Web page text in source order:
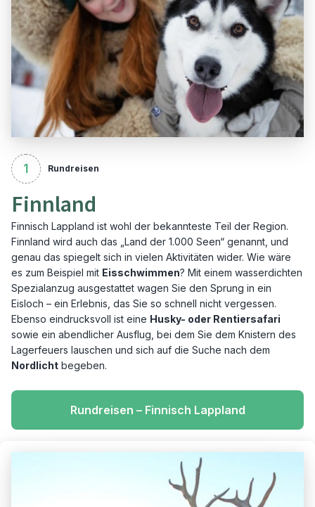
1 Rundreisen
Finnland
Finnisch Lappland ist wohl der bekannteste Teil der Region.
Finnland wird auch das „Land der 1.000 Seen“ genannt, und
genau das spiegelt sich in vielen Aktivitäten wider. Wie wäre
es zum Beispiel mit Eisschwimmen? Mit einem wasserdichten
Spezialanzug ausgestattet wagen Sie den Sprung in ein
Eisloch – ein Erlebnis, das Sie so schnell nicht vergessen.
Ebenso eindrucksvoll ist eine Husky- oder Rentiersafari
sowie ein abendlicher Ausflug, bei dem Sie dem Knistern des
Lagerfeuers lauschen und sich auf die Suche nach dem
Nordlicht begeben.
Rundreisen – Finnisch Lappland